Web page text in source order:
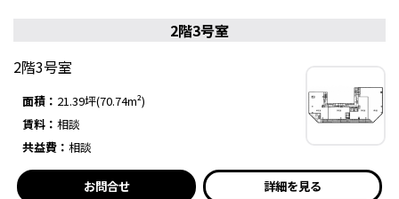
2階3号室
2階3号室
面積： 21.39坪(70.74m²)
賃料： 相談
共益費： 相談
お問合せ 詳細を見る